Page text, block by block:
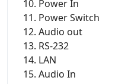
Power In
Power Switch
Audio out
RS-232
LAN
Audio In